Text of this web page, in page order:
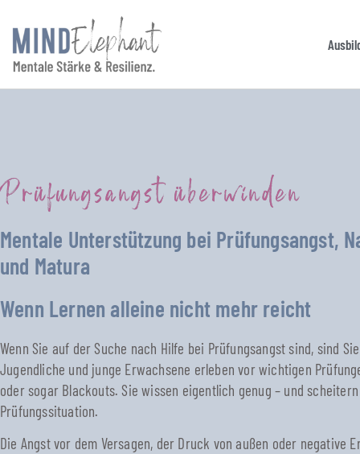
Prüfungsangst überwinden
Mentale Unterstützung bei Prüfungsangst,
und Matura
Wenn Lernen alleine nicht mehr reicht
Wenn Sie auf der Suche nach Hilfe bei Prüfungsangst sind, sind
Jugendliche und junge Erwachsene erleben vor wichtigen
oder sogar Blackouts. Sie wissen eigentlich genug – und
Prüfungssituation.
Die Angst vor dem Versagen, der Druck von außen oder negative